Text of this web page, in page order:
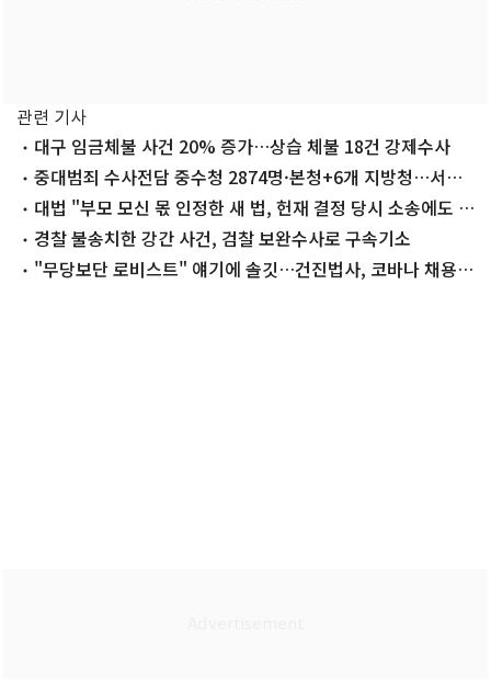
관련 기사
대구 임금체불 사건 20% 증가…상습 체불 18건 강제수사
중대범죄 수사전담 중수청 2874명·본청+6개 지방청…서울
청에만 1089명
대법 "부모 모신 몫 인정한 새 법, 헌재 결정 당시 소송에도 소
급"경찰 불송치한 강간 사건, 검찰 보완수사로 구속기소
"무당보단 로비스트" 얘기에 솔깃…건진법사, 코바나 채용도